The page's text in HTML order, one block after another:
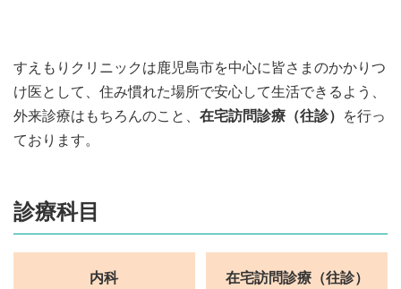
すえもりクリニックは鹿児島市を中心に皆さまのかかりつ
け医として、住み慣れた場所で安心して生活できるよう、
外来診療はもちろんのこと、 在宅訪問診療（往診） を行っ
ております。
診療科目
内科 在宅訪問診療（往診）